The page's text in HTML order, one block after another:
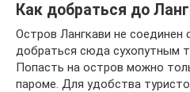
Как добраться до
Остров Лангкави не соединен
добраться сюда сухопутным
Попасть на остров можно
пароме. Для удобства